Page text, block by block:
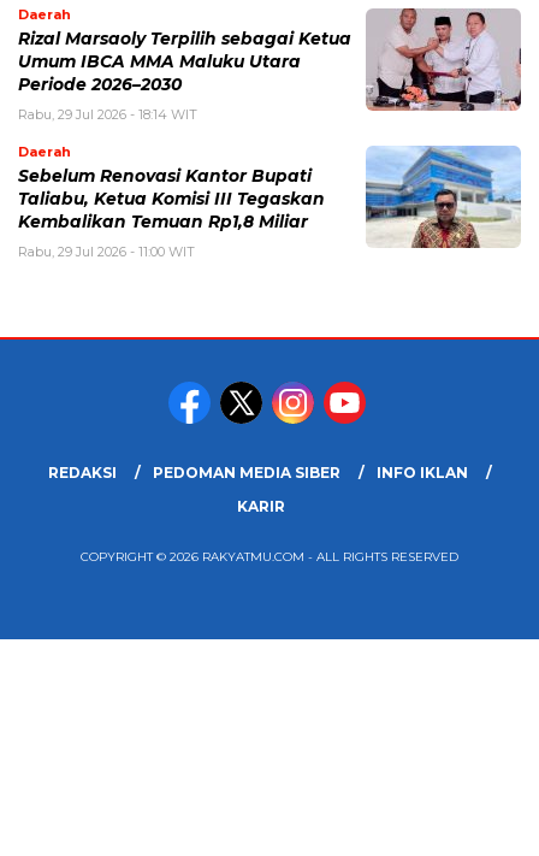
Daerah
Rizal Marsaoly Terpilih sebagai Ketua
Umum IBCA MMA Maluku Utara
Periode 2026–2030
Rabu, 29 Jul 2026 - 18:14 WIT
Daerah
Sebelum Renovasi Kantor Bupati
Taliabu, Ketua Komisi III Tegaskan
Kembalikan Temuan Rp1,8 Miliar
Rabu, 29 Jul 2026 - 11:00 WIT
REDAKSI PEDOMAN MEDIA SIBER
INFO IKLAN
KARIR
COPYRIGHT © 2026 RAKYATMU.COM - ALL RIGHTS RESERVED